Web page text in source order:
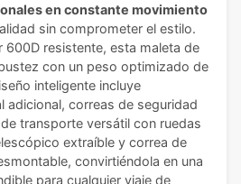
en constante movimiento
sin comprometer el estilo.
600D resistente, esta maleta de
con un peso optimizado de
inteligente incluye
adicional, correas de seguridad
transporte versátil con ruedas
extraíble y correa de
convirtiéndola en una
para cualquier viaje de